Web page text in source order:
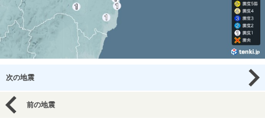
次の地震
前の地震